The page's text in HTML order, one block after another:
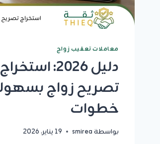
معاملات تعقيب زواج
دليل 2026: استخراج
خطوات
بواسطةsmirea 19 يناير، 2026